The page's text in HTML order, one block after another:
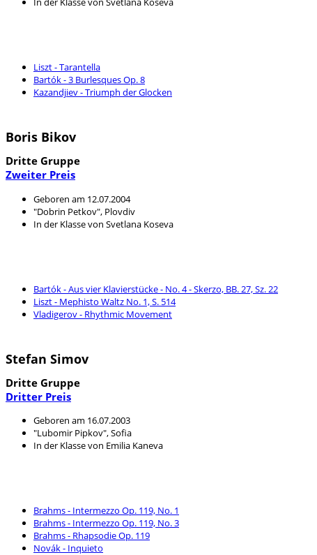
Liszt - Tarantella
Bartók - 3 Burlesques Op. 8
Kazandjiev - Triumph der Glocken
Boris Bikov
Dritte Gruppe
Zweiter Preis
Geboren am 12.07.2004
"Dobrin Petkov", Plovdiv
In der Klasse von Svetlana Koseva
Bartók - Aus vier Klavierstücke - No. 4 - Skerzo, BB. 27, Sz. 22
Liszt - Mephisto Waltz No. 1, S. 514
Vladigerov - Rhythmic Movement
Stefan Simov
Dritte Gruppe
Dritter Preis
Geboren am 16.07.2003
"Lubomir Pipkov", Sofia
In der Klasse von Emilia Kaneva
Brahms - Intermezzo Op. 119, No. 1
Brahms - Intermezzo Op. 119, No. 3
Brahms - Rhapsodie Op. 119
Novák - Inquieto